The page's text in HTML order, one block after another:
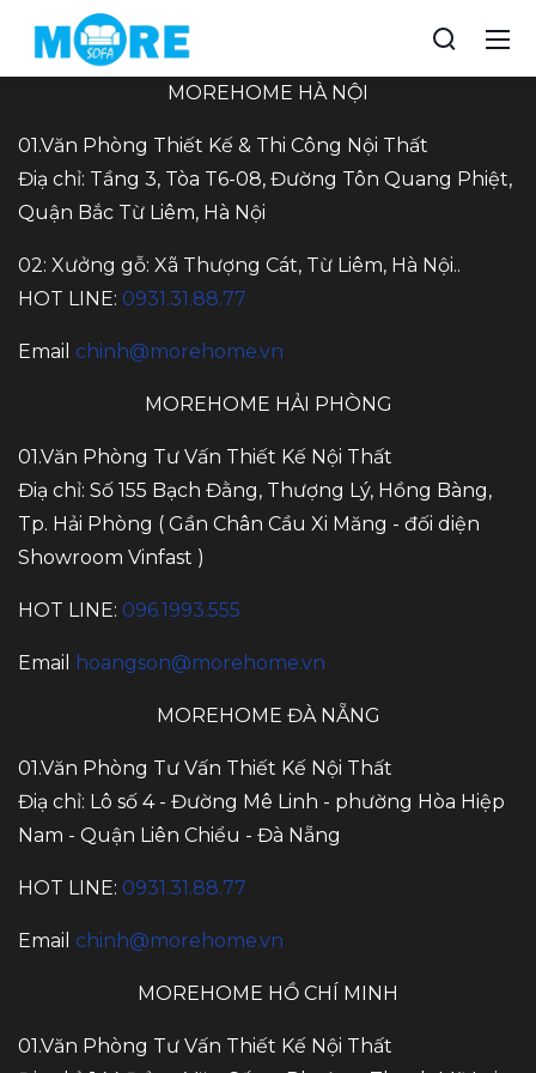
MOREHOME HÀ NỘI
01.Văn Phòng Thiết Kế & Thi Công Nội Thất
Điạ chỉ: Tầng 3, Tòa T6-08, Đường Tôn Quang Phiệt,
Quận Bắc Từ Liêm, Hà Nội
02: Xưởng gỗ: Xã Thượng Cát, Từ Liêm, Hà Nội..
HOT LINE: 0931.31.88.77
Email chinh@morehome.vn
MOREHOME HẢI PHÒNG
01.Văn Phòng Tư Vấn Thiết Kế Nội Thất
Điạ chỉ: Số 155 Bạch Đằng, Thượng Lý, Hồng Bàng,
Tp. Hải Phòng ( Gần Chân Cầu Xi Măng - đối diện
Showroom Vinfast )
HOT LINE: 096.1993.555
Email hoangson@morehome.vn
MOREHOME ĐÀ NẴNG
01.Văn Phòng Tư Vấn Thiết Kế Nội Thất
Điạ chỉ: Lô số 4 - Đường Mê Linh - phường Hòa Hiệp
Nam - Quận Liên Chiểu - Đà Nẵng
HOT LINE: 0931.31.88.77
Email chinh@morehome.vn
MOREHOME HỒ CHÍ MINH
01.Văn Phòng Tư Vấn Thiết Kế Nội Thất